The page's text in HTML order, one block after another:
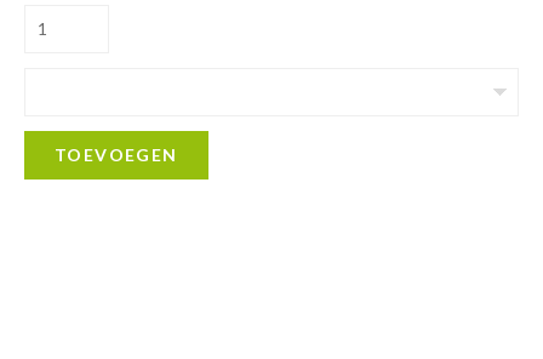
TOEVOEGEN